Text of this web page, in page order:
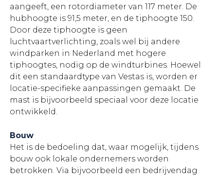
aangeeft, een rotordiameter van 117 meter. De
hubhoogte is 91,5 meter, en de tiphoogte 150.
Door deze tiphoogte is geen
luchtvaartverlichting, zoals wel bij andere
windparken in Nederland met hogere
tiphoogtes, nodig op de windturbines. Hoewel
dit een standaardtype van Vestas is, worden er
locatie-specifieke aanpassingen gemaakt. De
mast is bijvoorbeeld speciaal voor deze locatie
ontwikkeld.
Bouw
Het is de bedoeling dat, waar mogelijk, tijdens
bouw ook lokale ondernemers worden
betrokken. Via bijvoorbeeld een bedrijvendag